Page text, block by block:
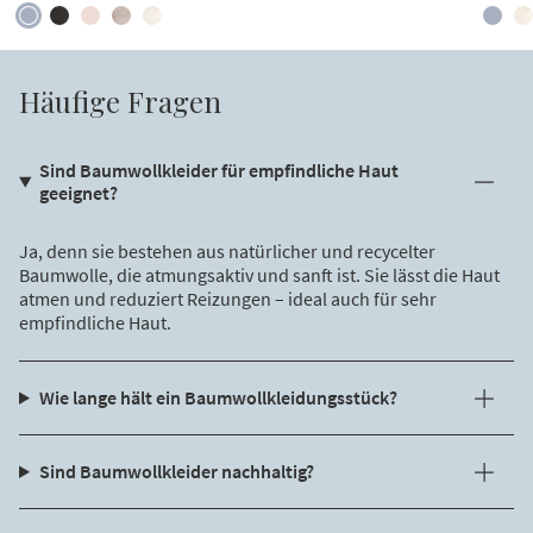
Häufige Fragen
Sind Baumwollkleider für empfindliche Haut
geeignet?
Ja, denn sie bestehen aus natürlicher und recycelter
Baumwolle, die atmungsaktiv und sanft ist. Sie lässt die Haut
atmen und reduziert Reizungen – ideal auch für sehr
empfindliche Haut.
Wie lange hält ein Baumwollkleidungsstück?
Sind Baumwollkleider nachhaltig?